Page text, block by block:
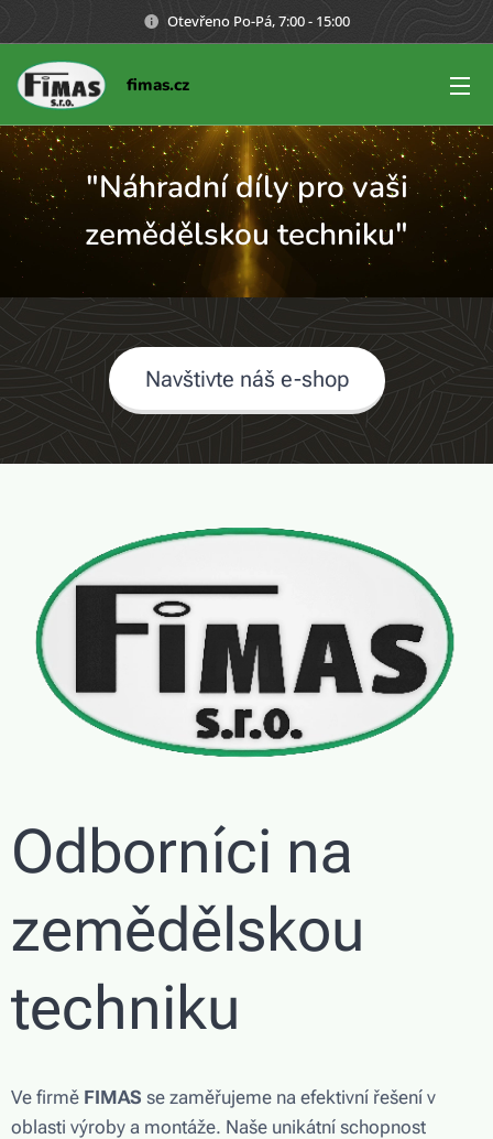
Otevřeno Po-Pá, 7:00 - 15:00
fimas.cz
"Náhradní díly pro vaši
zemědělskou techniku"
Navštivte náš e-shop
Odborníci na
zemědělskou
techniku
Ve firmě FIMAS se zaměřujeme na efektivní řešení v
oblasti výroby a montáže. Naše unikátní schopnost